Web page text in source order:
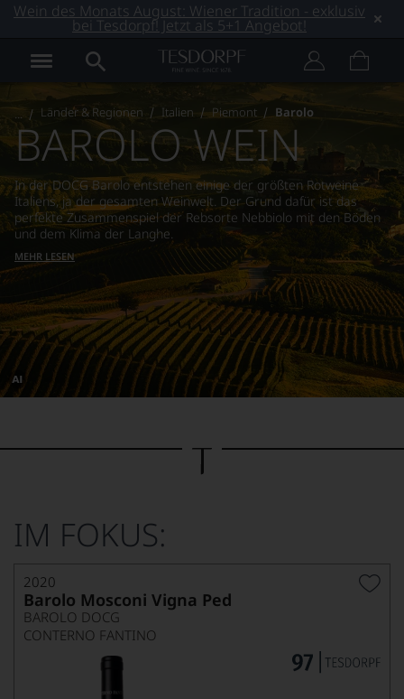
Wein des Monats August: Wiener Tradition - exklusiv
bei Tesdorpf! Jetzt als 5+1 Angebot!
Länder & Regionen Italien Piemont Barolo
Dieses
von
BAROLO WEIN
In der DOCG Barolo entstehen einige der größten Rotweine
Italiens, ja der gesamten Weinwelt. Der Grund dafür ist das
perfekte Zusammenspiel der Rebsorte Nebbiolo mit den Böden
und dem Klima der Langhe.
MEHR LESEN
IM FOKUS:
2020
Barolo Mosconi Vigna Ped
BAROLO DOCG
CONTERNO FANTINO